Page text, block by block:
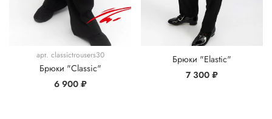
арт. classictrousers30
Брюки "Classic"
6 900 ₽
Брюки "Elastic"
7 300 ₽